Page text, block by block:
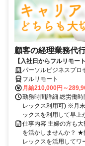
顧客の経理業務代
【入社日からフルリモー
パーソルビジネスプロ
フルリモート
月給210,000円～
勤務時間詳細 総労働
レックス利用可) ※月
ックスを利用して早
仕事内容 主婦の方も
を活かしませんか？
レックスを活用して